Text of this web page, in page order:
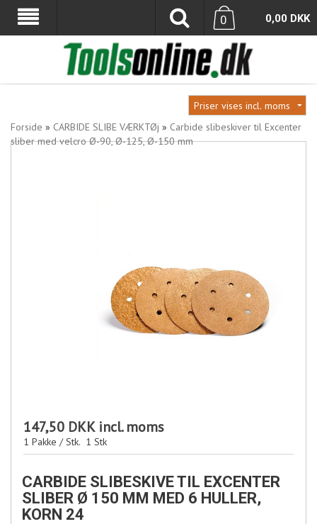
0,00 DKK
0
Forside » CARBIDE SLIBE VÆRKTØj » Carbide slibeskiver til Excenter
sliber med velcro Ø-90, Ø-125, Ø-150 mm
147,50 DKKincl. moms
1 Pakke / Stk. 1 Stk
CARBIDE SLIBESKIVE TIL EXCENTER
SLIBER Ø 150 MM MED 6 HULLER,
KORN 24